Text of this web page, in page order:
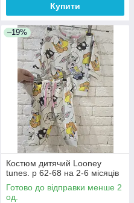
Купити
–19%
Костюм дитячий Looney
tunes. р 62-68 на 2-6 місяців
Готово до відправки менше 2
од.